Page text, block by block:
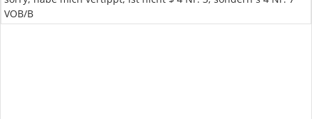
VOB/B